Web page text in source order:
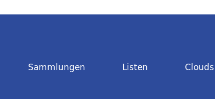
Sammlungen Listen Clouds